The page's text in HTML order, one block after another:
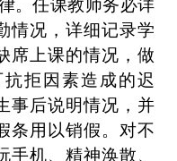
。任课教师务必详
情况，详细记录学
席 上课的情况，做
拒 因素造成的迟
事后说明情况，并
条用以销假。 对不
手机、精神涣散、